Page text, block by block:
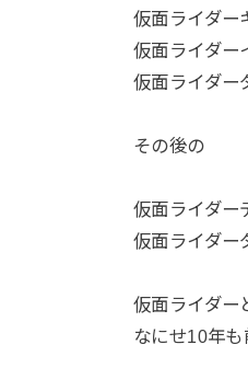
仮面ライダー
仮面ライダー
仮面ライダー
その後の
仮面ライダー
仮面ライダ
仮面ライダー
なにせ10年